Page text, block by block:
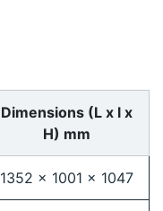
Dimensions (L x l x
H) mm
1352 x 1001 x 1047